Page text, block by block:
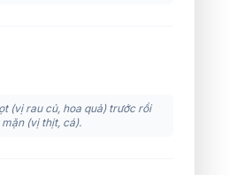
(vị rau củ, hoa quả) trước rồi
(vị thịt, cá).